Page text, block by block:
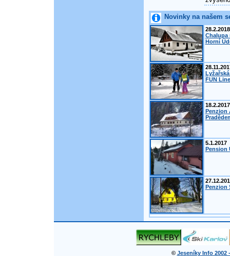
Novinky na našem
28.2.2018
Chalupa
Horní
FUN
18.2.2017
Penzion
5.1.2017
Pension
Penzion
© Jeseníky Info 2002